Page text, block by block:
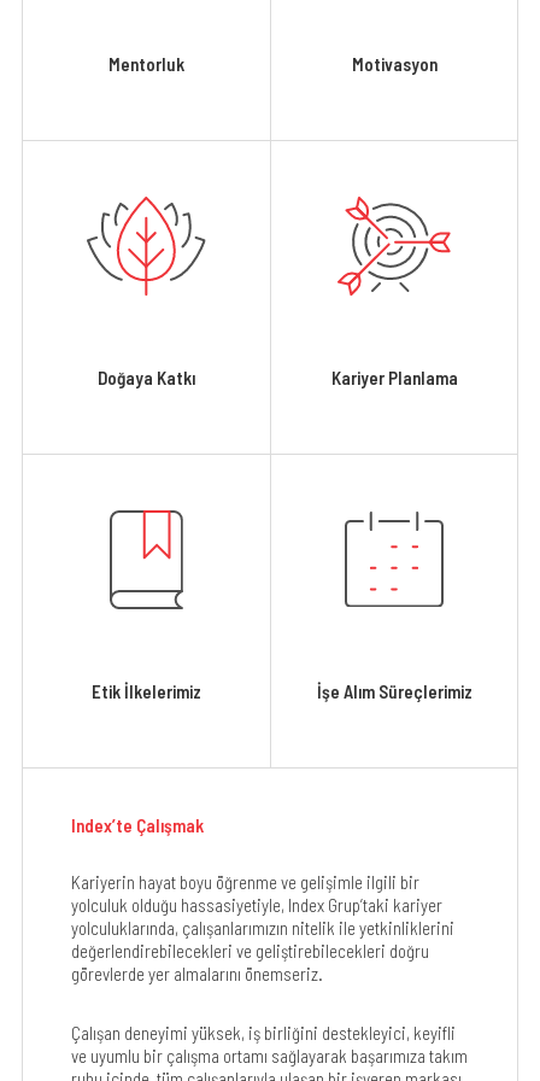
Mentorluk Motivasyon
Doğaya Katkı Kariyer Planlama
Etik İlkelerimiz İşe Alım Süreçlerimiz
Index’te Çalışmak
Kariyerin hayat boyu öğrenme ve gelişimle ilgili bir
yolculuk olduğu hassasiyetiyle, Index Grup’taki kariyer
yolculuklarında, çalışanlarımızın nitelik ile yetkinliklerini
değerlendirebilecekleri ve geliştirebilecekleri doğru
görevlerde yer almalarını önemseriz.
Çalışan deneyimi yüksek, iş birliğini destekleyici, keyifli
ve uyumlu bir çalışma ortamı sağlayarak başarımıza takım